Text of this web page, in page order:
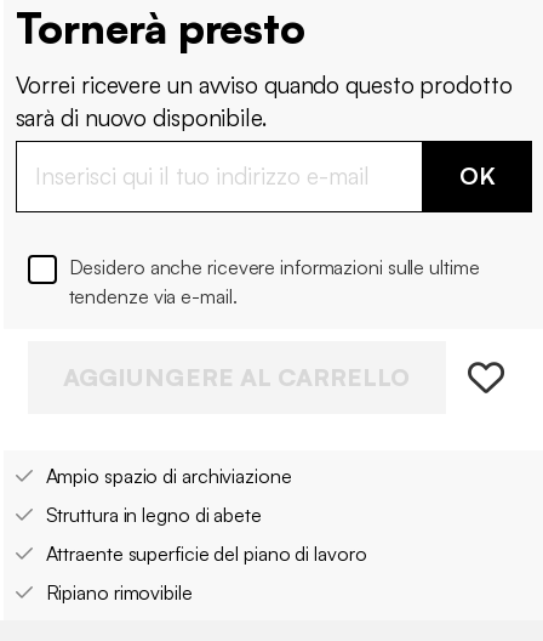
Tornerà presto
Vorrei ricevere un avviso quando questo prodotto
sarà di nuovo disponibile.
OK
Desidero anche ricevere informazioni sulle ultime
tendenze via e-mail.
AGGIUNGERE AL CARRELLO
Ampio spazio di archiviazione
Struttura in legno di abete
Attraente superficie del piano di lavoro
Ripiano rimovibile